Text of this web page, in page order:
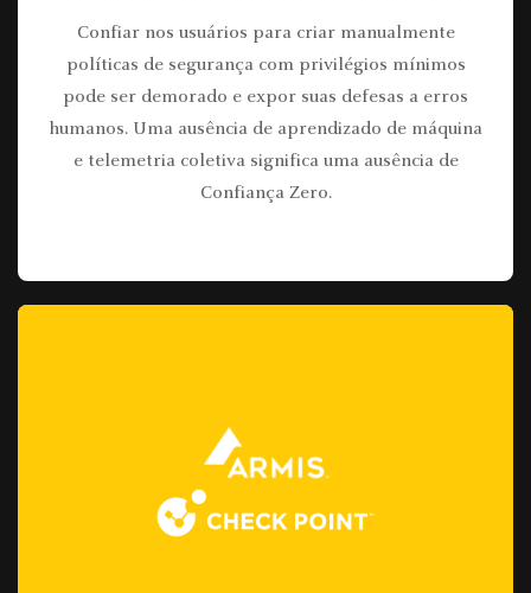
Confiar nos usuários para criar manualmente
políticas de segurança com privilégios mínimos
pode ser demorado e expor suas defesas a erros
humanos. Uma ausência de aprendizado de máquina
e telemetria coletiva significa uma ausência de
Confiança Zero.